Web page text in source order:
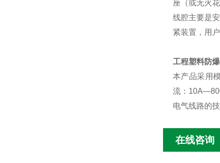
座（或无火
线腔主要是
紧装置，用
工程塑料防
本产品采用
流：
电气线路的
在线咨询